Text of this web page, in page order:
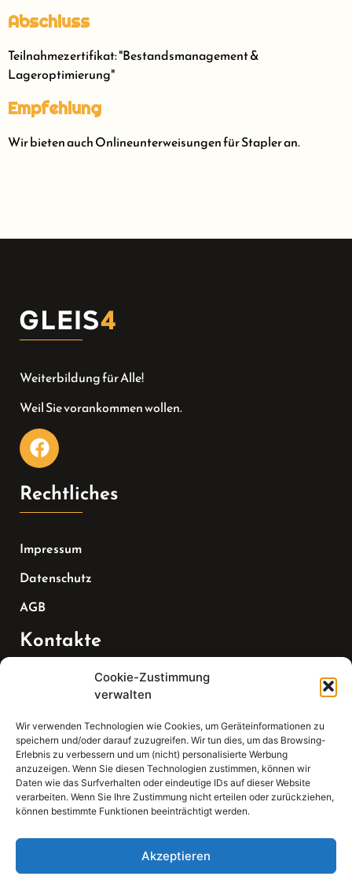
Cookie-Zustimmung
verwalten
Wir verwenden Technologien wie Cookies, um Geräteinformationen zu
speichern und/oder darauf zuzugreifen. Wir tun dies, um das Browsing-
Erlebnis zu verbessern und um (nicht) personalisierte Werbung
anzuzeigen. Wenn Sie diesen Technologien zustimmen, können wir
Daten wie das Surfverhalten oder eindeutige IDs auf dieser Website
verarbeiten. Wenn Sie Ihre Zustimmung nicht erteilen oder zurückziehen,
können bestimmte Funktionen beeinträchtigt werden.
Akzeptieren
Abschluss
Teilnahmezertifikat: "Bestandsmanagement &
Lageroptimierung"
Empfehlung
Wir bieten auch Onlineunterweisungen für Stapler an.
Weiterbildung für Alle!
Weil Sie vorankommen wollen.
Rechtliches
Impressum
Datenschutz
AGB
Kontakte
07147 270 3349
Email:
sekretariat(at)gleis4-seminarzentrum.com
Adresse:
Bahnhofstraße 21, 74343 Sachsenheim